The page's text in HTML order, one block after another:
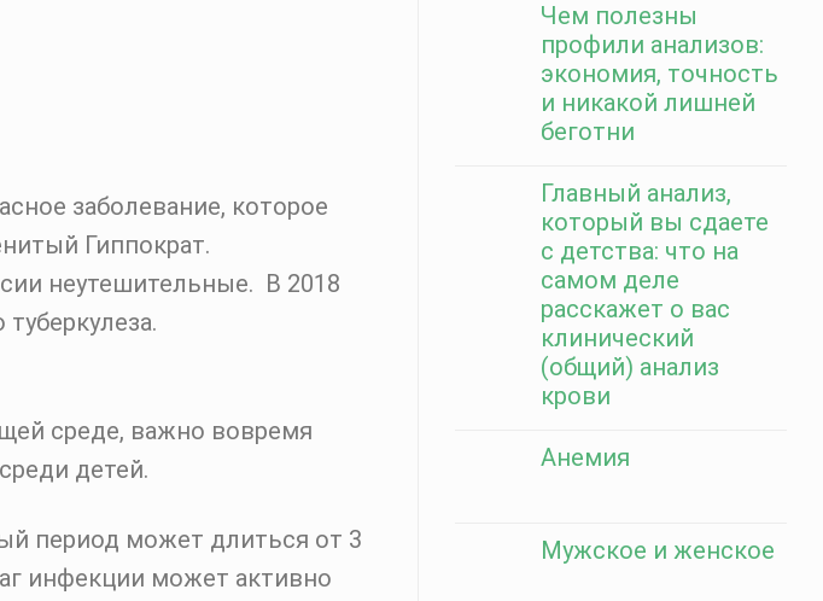
заболевание, которое
Гиппократ.
неутешительные. В 2018
среде, важно вовремя
детей.
период может длиться от 3
инфекции может активно
Чем полезны
профили анализов:
экономия, точность
и никакой лишней
беготни
Главный анализ,
который вы сдаете
с детства: что на
самом деле
расскажет о вас
клинический
(общий) анализ
крови
Анемия
Мужское и женское